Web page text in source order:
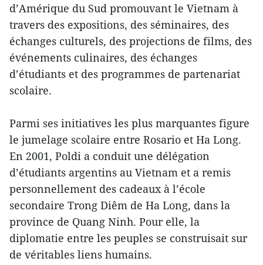
d’Amérique du Sud promouvant le Vietnam à
travers des expositions, des séminaires, des
échanges culturels, des projections de films, des
événements culinaires, des échanges
d’étudiants et des programmes de partenariat
scolaire.
Parmi ses initiatives les plus marquantes figure
le jumelage scolaire entre Rosario et Ha Long.
En 2001, Poldi a conduit une délégation
d’étudiants argentins au Vietnam et a remis
personnellement des cadeaux à l’école
secondaire Trong Diêm de Ha Long, dans la
province de Quang Ninh. Pour elle, la
diplomatie entre les peuples se construisait sur
de véritables liens humains.